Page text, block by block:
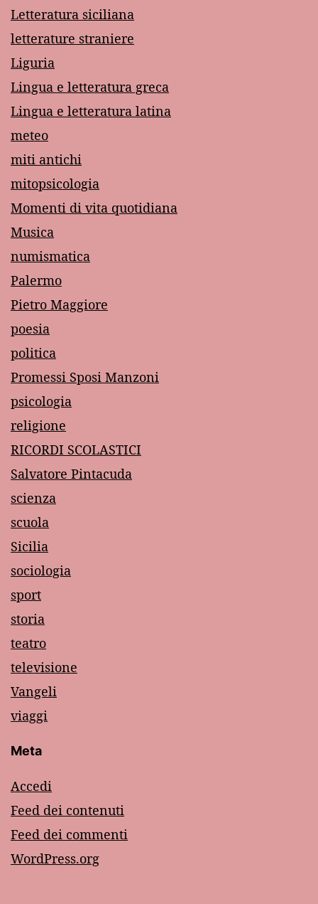
Letteratura siciliana
letterature straniere
Liguria
Lingua e letteratura greca
Lingua e letteratura latina
meteo
miti antichi
mitopsicologia
Momenti di vita quotidiana
Musica
numismatica
Palermo
Pietro Maggiore
poesia
politica
Promessi Sposi Manzoni
psicologia
religione
RICORDI SCOLASTICI
Salvatore Pintacuda
scienza
scuola
Sicilia
sociologia
sport
storia
teatro
televisione
Vangeli
viaggi
Meta
Accedi
Feed dei contenuti
Feed dei commenti
WordPress.org